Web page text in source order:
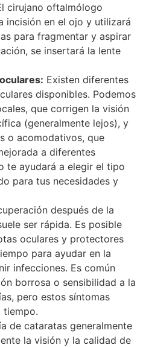
cirujano oftalmólogo
incisión en el ojo y utilizará
para fragmentar y aspirar
se insertará la lente
Existen diferentes
disponibles. Podemos
que corrigen la visión
(generalmente lejos), y
o acomodativos, que
a diferentes
te ayudará a elegir el tipo
para tus necesidades y
después de la
ser rápida. Es posible
oculares y protectores
para ayudar en la
infecciones. Es común
borrosa o sensibilidad a la
pero estos síntomas
tiempo.
de cataratas generalmente
la visión y la calidad de